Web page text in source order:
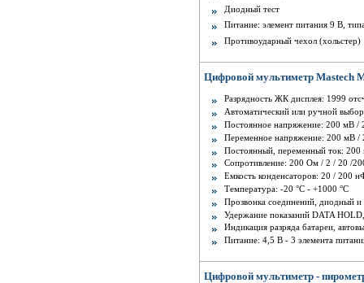
Диодный тест
Питание: элемент питания 9 В,
Противоударный чехол (хольстер)
Цифровой мультиметр Mastech
Разрядность ЖК дисплея: 1999
Автоматический или ручной
Постоянное напряжение: 200 мВ /
Переменное напряжение: 200 мВ /
Постоянный, переменный ток:
Сопротивление: 200 Ом / 2 / 20 /
Емкость конденсаторов: 20 / 200
Температура: -20 °С - +1000 °С
Прозвонка соединений, диодный и
Удержание показаний DATA
Индикация разряда батареи,
Питание: 4,5 В - 3 элемента
Цифровой мультиметр -